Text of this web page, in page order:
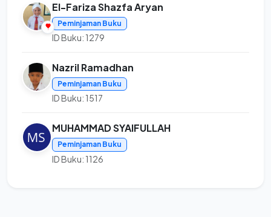
El-Fariza Shazfa Aryan
Peminjaman Buku
ID Buku: 1279
Nazril Ramadhan
Peminjaman Buku
ID Buku: 1517
MUHAMMAD SYAIFULLAH
Peminjaman Buku
ID Buku: 1126